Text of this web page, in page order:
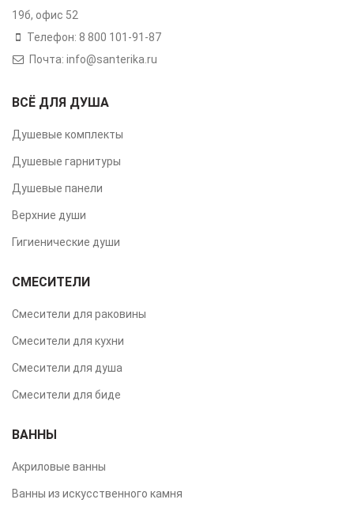
19б, офис 52
Телефон: 8 800 101-91-87
Почта: info@santerika.ru
ВСЁ ДЛЯ ДУША
Душевые комплекты
Душевые гарнитуры
Душевые панели
Верхние души
Гигиенические души
СМЕСИТЕЛИ
Смесители для раковины
Смесители для кухни
Смесители для душа
Смесители для биде
ВАННЫ
Акриловые ванны
Ванны из искусственного камня